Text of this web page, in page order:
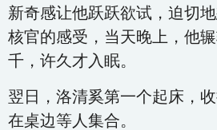
新奇感让他跃跃欲试，迫切
核官的感受，当天晚上，他
千，许久才入眠。
翌日，洛清奚第一个起床，
在桌边等人集合。